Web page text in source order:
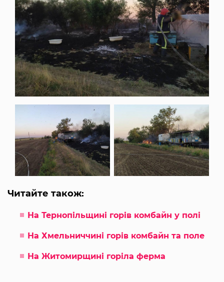
Читайте також:
На Тернопільщині горів комбайн у полі
На Хмельниччині горів комбайн та поле
На Житомирщині горіла ферма